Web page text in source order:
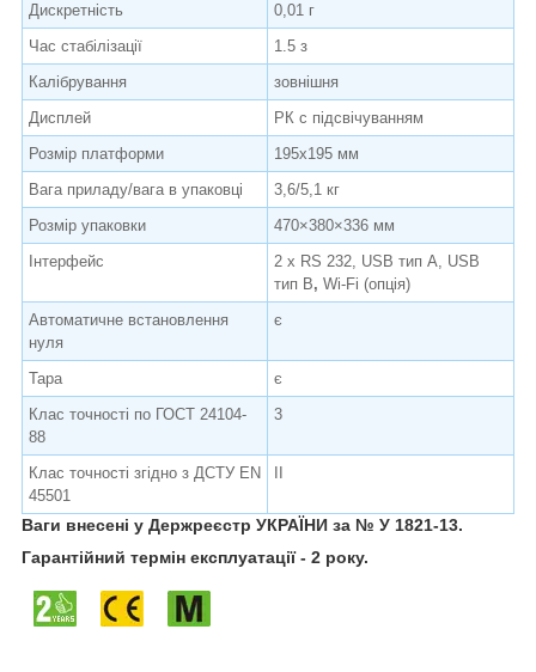
Дискретність
0,01 г
Час стабілізації
1.5 з
Калібрування
зовнішня
Дисплей
РК c підсвічуванням
Розмір платформи
195х195 мм
Вага приладу/вага в упаковці
3,6/5,1 кг
Розмір упаковки
470×380×336 мм
Інтерфейс
2 х RS 232, USB тип А, USB
тип B, Wi-Fi (опція)
Автоматичне встановлення
нуля
є
Тара
є
Клас точності по ГОСТ 24104-
88
3
Клас точності згідно з ДСТУ EN
45501
Ваги внесені у Держреєстр УКРАЇНИ за № У 1821-13.
Гарантійний термін експлуатації - 2 року.